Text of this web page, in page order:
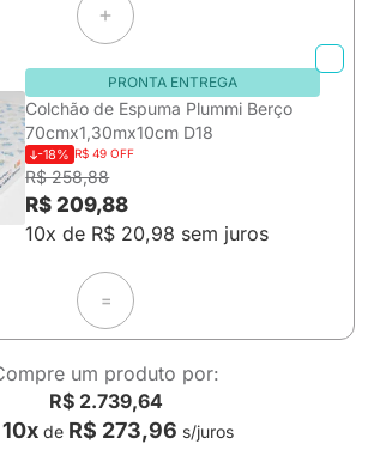
PRONTA ENTREGA
Colchão de Espuma Plummi Berço
70cmx1,30mx10cm D18
-18% R$ 49 OFF
R$ 258,88
R$ 209,88
10x de R$ 20,98 sem juros
=
um produto por:
R$ 2.739,64
10xde R$ 273,96 s/juros